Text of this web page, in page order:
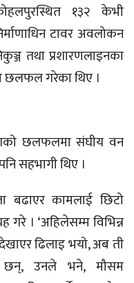
१३२ केभी
टावर अवलोकन
तथा प्रशारणलाइनका
छलफल गरेका थिए ।
छलफलमा संघीय वन
सहभागी थिए ।
बढाएर कामलाई छिटो
गरे । ‘अहिलेसम्म विभिन्न
ढिलाइ भयो, अब ती
छन्, उनले भने, मौसम